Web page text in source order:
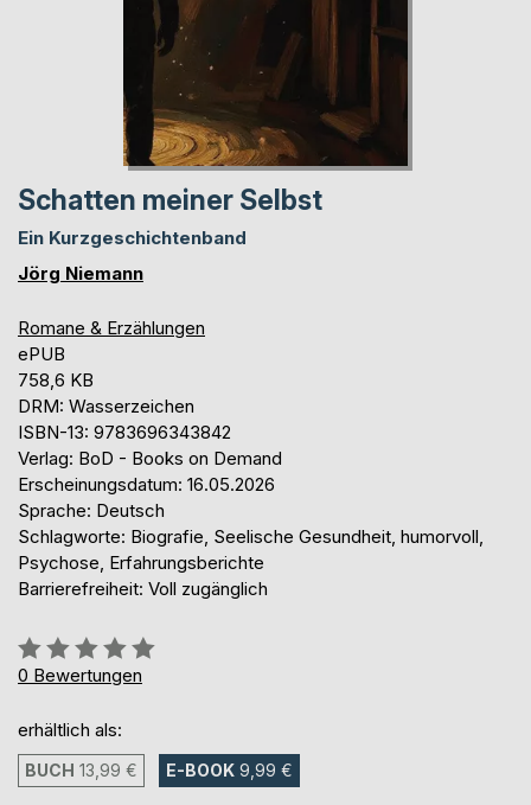
Schatten meiner Selbst
Ein Kurzgeschichtenband
Jörg Niemann
Romane & Erzählungen
ePUB
758,6 KB
DRM: Wasserzeichen
ISBN-13: 9783696343842
Verlag: BoD - Books on Demand
Erscheinungsdatum: 16.05.2026
Sprache: Deutsch
Schlagworte: Biografie, Seelische Gesundheit, humorvoll,
Psychose, Erfahrungsberichte
Barrierefreiheit: Voll zugänglich
Bewertung::
0%
0 Bewertungen
erhältlich als:
BUCH 13,99 € E-BOOK 9,99 €